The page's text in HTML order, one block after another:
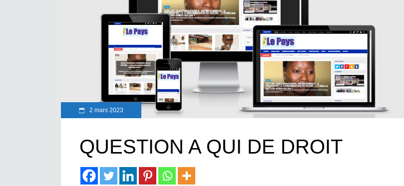
2 mars 2023
QUESTION A QUI DE DROIT